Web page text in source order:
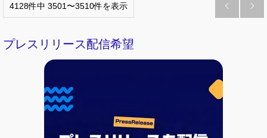
4128件中 3501〜3510件を表示  
プレスリリース配信希望